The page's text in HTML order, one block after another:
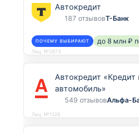
Автокредит
187 отзывовТ-Банк
ПОЧЕМУ ВЫБИРАЮТ до 8 млн ₽
Лиц. №2673
Автокредит «Кредит
автомобиль»
549 отзывовАльфа-
Лиц. №1326